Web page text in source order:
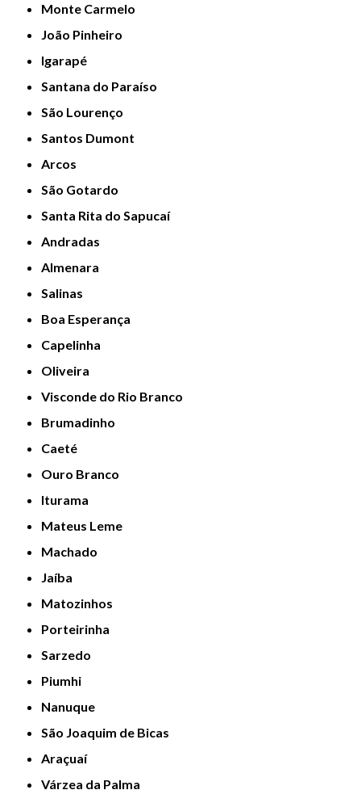
Monte Carmelo
João Pinheiro
Igarapé
Santana do Paraíso
São Lourenço
Santos Dumont
Arcos
São Gotardo
Santa Rita do Sapucaí
Andradas
Almenara
Salinas
Boa Esperança
Capelinha
Oliveira
Visconde do Rio Branco
Brumadinho
Caeté
Ouro Branco
Iturama
Mateus Leme
Machado
Jaíba
Matozinhos
Porteirinha
Sarzedo
Piumhi
Nanuque
São Joaquim de Bicas
Araçuaí
Várzea da Palma